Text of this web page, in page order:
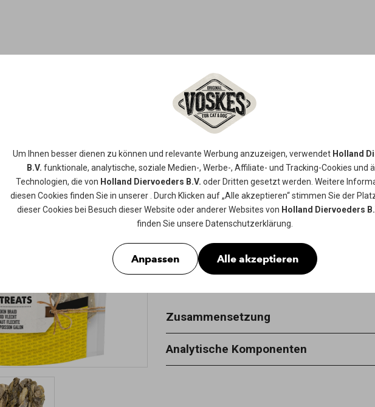
Um Ihnen besser dienen zu können und relevante Werbung anzuzeigen, verwendet Holland
B.V. funktionale, analytische, soziale Medien-, Werbe-, Affiliate- und Tracking-Cookies und
Technologien, die von Holland Diervoeders B.V. oder Dritten gesetzt werden. Weitere
diesen Cookies finden Sie in unserer
. Durch Klicken auf „Alle akzeptieren“ stimmen Sie der
dieser Cookies bei Besuch dieser Website oder anderer Websites von Holland Diervoeders
finden Sie unsere Datenschutzerklärung
Anpassen Alle akzeptieren
FISCHHAUT
Ein natürlicher Snack aus getrockneter
Zwischenmahlzeit, die zum Kauen
Gebisspflege beiträgt.
Erhältlich in 160gr
Zusammensetzung
fisch 100%
Analytische Komponenten